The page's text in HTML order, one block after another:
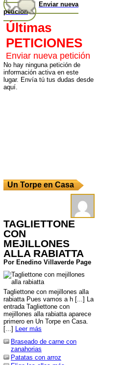
Enviar nueva
petición
Últimas
PETICIONES
Enviar nueva petición
No hay ninguna petición de
información activa en este
lugar. Envía tú tus dudas desde
aquí.
Un Torpe en Casa
TAGLIETTONE
CON
MEJILLONES
ALLA RABIATTA
Por Enedino Villaverde Page
Tagliettone con mejillones alla
rabiatta Pues vamos a h [...] La
entrada Tagliettone con
mejillones alla rabiatta aparece
primero en Un Torpe en Casa.
[...] Leer más
Braseado de carne con
zanahorias
Patatas con arroz